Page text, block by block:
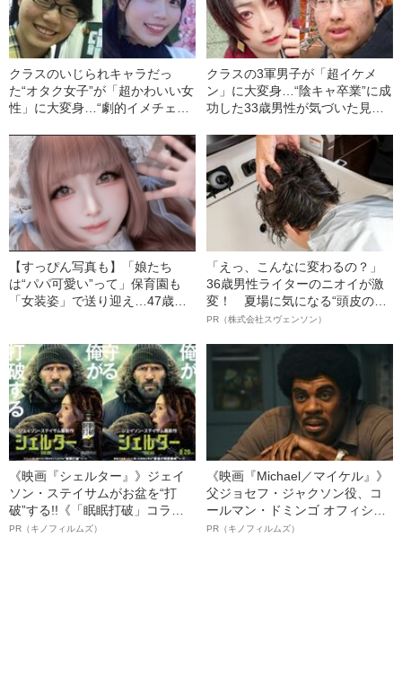
クラスのいじられキャラだっ
た“オタク女子”が「超かわいい女
性」に大変身…“劇的イメチェ
サーが語る、学生時代の容姿コ
ンプレックス
クラスの3軍男子が「超イケメ
ン」に大変身…“陰キャ卒業”に成
功した33歳男性が気づいた見た
縁を引き寄せるための第一歩」
【すっぴん写真も】「娘たち
は“パパ可愛い”って」保育園も
「女装姿」で送り迎え…47歳の
「えっ、こんなに変わるの？」
36歳男性ライターのニオイが激
変！ 夏場に気になる“頭皮のニ
オイ”や“ベタつき”を解消す
ト”が生み出した徹底ケアとは
PR（株式会社スヴェンソン）
《映画『シェルター』》ジェイ
ソン・ステイサムがお盆を“打
破”する!!《「眠眠打破」コラ
ボ》
PR（キノフィルムズ）
《映画『Michael／マイケル』》
父ジョセフ・ジャクソン役、コ
ールマン・ドミンゴ オフィシャ
ルインタビュー“観客を魅了した
PR（キノフィルムズ）